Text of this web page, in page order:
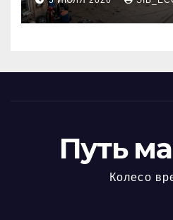
МКАД
Путь
Колесо